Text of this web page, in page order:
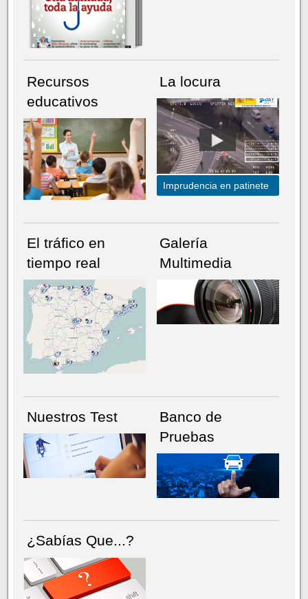
NÚMERO ACTUALHEMEROTECA
Recursos
educativos
La locura
Imprudencia en patinete
El tráfico en
tiempo real
Galería
Multimedia
Nuestros Test
Banco de
Pruebas
¿Sabías Que...?